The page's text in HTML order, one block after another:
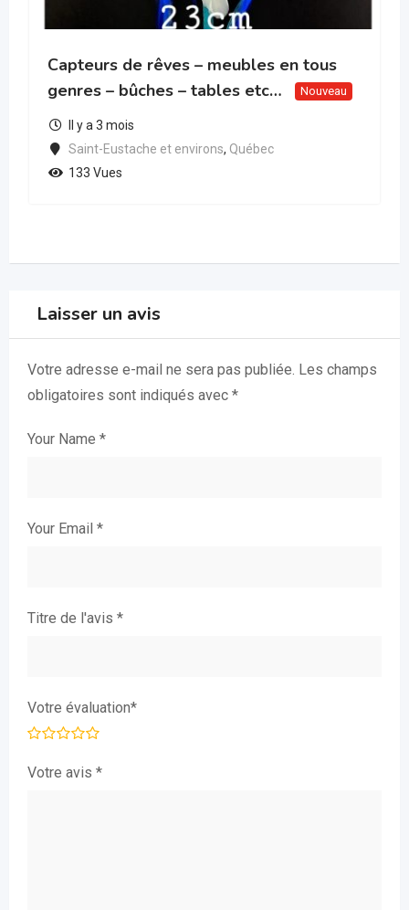
Capteurs de rêves – meubles en tous
genres – bûches – tables etc…
Nouveau
Il y a 3 mois
Saint-Eustache et environs, Québec
133 Vues
Laisser un avis
Votre adresse e-mail ne sera pas publiée. Les champs
obligatoires sont indiqués avec *
Your Name *
Your Email *
Titre de l'avis *
Votre évaluation*
Votre avis *